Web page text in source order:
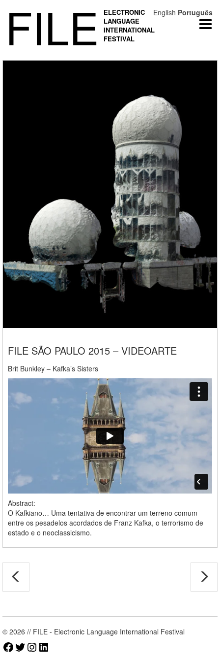
FILE
ELECTRONIC
LANGUAGE
INTERNATIONAL
FESTIVAL
FILE SÃO PAULO 2015 – VIDEOARTE
Brit Bunkley – Kafka’s Sisters
Abstract:
O Kafkiano… Uma tentativa de encontrar um terreno comum
entre os pesadelos acordados de Franz Kafka, o terrorismo de
estado e o neoclassicismo.
© 2026 // FILE - Electronic Language International Festival
Facebook
TwitterInstagram
English Português